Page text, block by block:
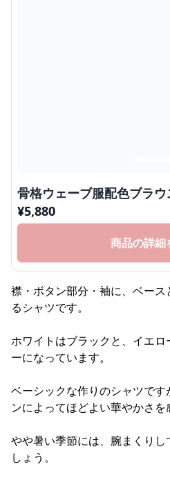
骨格ウェーブ服配色ブラ
¥5,880
商品の詳細
襟・ボタン部分・袖に、ベー
るシャツです。
ホワイトはブラックと、イエ
ーになっています。
ベーシックな作りのシャツで
ンによってほどよい華やかさを
やや暑い季節には、腕まくり
しょう。